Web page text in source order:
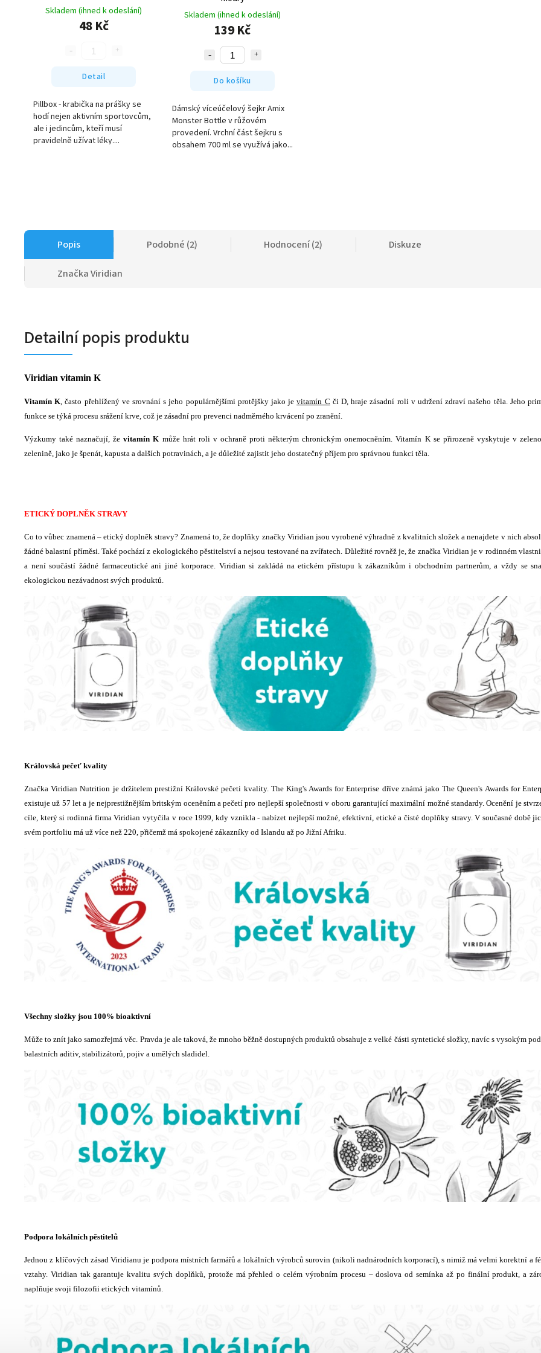
Skladem (ihned k odeslání)
48 Kč
Detail
Pillbox - krabička na prášky se
hodí nejen aktivním sportovcům,
ale i jedincům, kteří musí
pravidelně užívat léky....
Skladem (ihned k odeslání)
139 Kč
Do košíku
Dámský víceúčelový šejkr Amix
Monster Bottle v růžovém
provedení. Vrchní část šejkru s
obsahem 700 ml se využívá jako...
Popis Podobné (2) Hodnocení (2) Diskuze
ZnačkaViridian
Detailní popis produktu
Viridian vitamin K
Vitamín K, často přehlížený ve srovnání s jeho populárnějšími protějšky jako jevitamín C či D, hraje zásadní roli v udržení zdraví našeho těla. Jeho
funkce se týká procesu srážení krve, což je zásadní pro prevenci nadměrného krvácení po zranění.
Výzkumy také naznačují, ževitamín K může hrát roli v ochraně proti některým chronickým onemocněním. Vitamín K se přirozeně vyskytuje v
zelenině, jako je špenát, kapusta a dalších potravinách, a je důležité zajistit jeho dostatečný příjem pro správnou funkci těla.
ETICKÝ DOPLNĚK STRAVY
Co to vůbec znamená – etický doplněk stravy? Znamená to, že doplňky značky Viridian jsou vyrobené výhradně z kvalitních složek a nenajdete v nich
žádné balastní příměsi. Také pochází z ekologického pěstitelství a nejsou testované na zvířatech. Důležité rovněž je, že značka Viridian je v rodinném
a není součástí žádné farmaceutické ani jiné korporace. Viridian si zakládá na etickém přístupu k zákazníkům i obchodním partnerům, a vždy se
ekologickou nezávadnost svých produktů.
Královská pečeť kvality
Značka Viridian Nutrition je držitelem prestižní Královské pečeti kvality. The King's Awards for Enterprise dříve známá jako The Queen's Awards for
existuje už 57 let a je nejprestižnějším britským oceněním a pečetí pro nejlepší společnosti v oboru garantující maximální možné standardy. Ocenění je
cíle, který si rodinná firma Viridian vytyčila v roce 1999, kdy vznikla - nabízet nejlepší možné, efektivní, etické a čisté doplňky stravy. V současné době
svém portfoliu má už více než 220, přičemž má spokojené zákazníky od Islandu až po Jižní Afriku.
Všechny složky jsou 100% bioaktivní
Může to znít jako samozřejmá věc. Pravda je ale taková, že mnoho běžně dostupných produktů obsahuje z velké části syntetické složky, navíc s vysokým
balastních aditiv, stabilizátorů, pojiv a umělých sladidel.
Podpora lokálních pěstitelů
Jednou z klíčových zásad Viridianu je podpora místních farmářů a lokálních výrobců surovin (nikoli nadnárodních korporací), s nimiž má velmi korektní a
vztahy. Viridian tak garantuje kvalitu svých doplňků, protože má přehled o celém výrobním procesu – doslova od semínka až po finální produkt, a
naplňuje svoji filozofii etických vitamínů.